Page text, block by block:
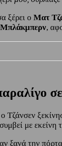
ξέρει ο Ματ
Μπλάκμπερν,
σε
Τζάνσεν
με εκείνη
ξανά την